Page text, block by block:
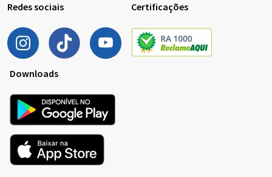
Redes sociais Certificações
Downloads